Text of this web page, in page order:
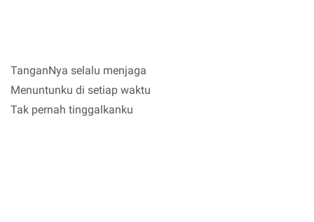
TanganNya selalu menjaga
Menuntunku di setiap waktu
Tak pernah tinggalkanku